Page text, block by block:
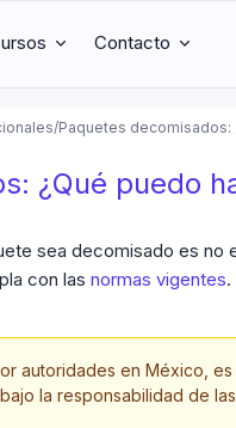
Contacto
/Paquetes decomisados:
¿Qué puedo
sea decomisado es no
con las normas vigentes.
autoridades en México,
la responsabilidad de